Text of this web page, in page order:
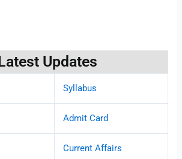
Updates
Syllabus
Admit Card
Current Affairs